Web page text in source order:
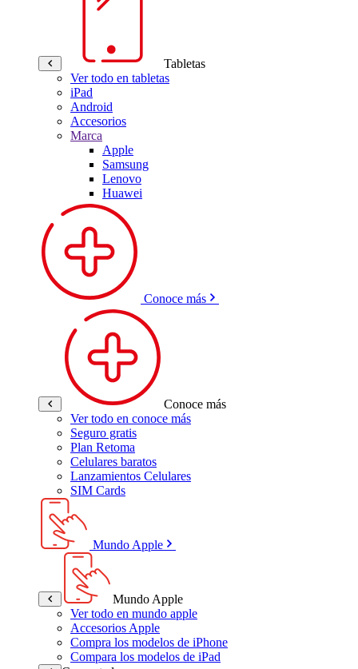
Tabletas
Ver todo en tabletas
iPad
Android
Accesorios
Marca
Apple
Samsung
Lenovo
Huawei
Conoce más
Conoce más
Ver todo en conoce más
Seguro gratis
Plan Retoma
Celulares baratos
Lanzamientos Celulares
SIM Cards
Mundo Apple
Mundo Apple
Ver todo en mundo apple
Accesorios Apple
Compra los modelos de iPhone
Compara los modelos de iPad